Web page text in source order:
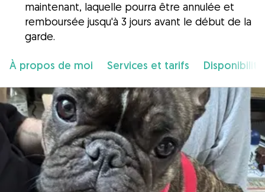
maintenant, laquelle pourra être annulée et
remboursée jusqu'à 3 jours avant le début de la
garde.
À propos de moi Services et tarifs Disponibilité